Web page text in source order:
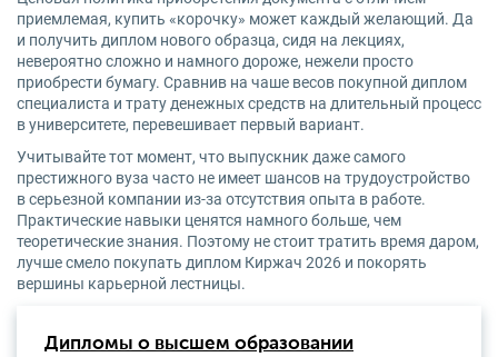
приемлемая, купить «корочку» может каждый желающий. Да
и получить диплом нового образца, сидя на лекциях,
невероятно сложно и намного дороже, нежели просто
приобрести бумагу. Сравнив на чаше весов покупной диплом
специалиста и трату денежных средств на длительный процесс
в университете, перевешивает первый вариант.
Учитывайте тот момент, что выпускник даже самого
престижного вуза часто не имеет шансов на трудоустройство
в серьезной компании из-за отсутствия опыта в работе.
Практические навыки ценятся намного больше, чем
теоретические знания. Поэтому не стоит тратить время даром,
лучше смело покупать диплом Киржач 2026 и покорять
вершины карьерной лестницы.
Дипломы о высшем образовании